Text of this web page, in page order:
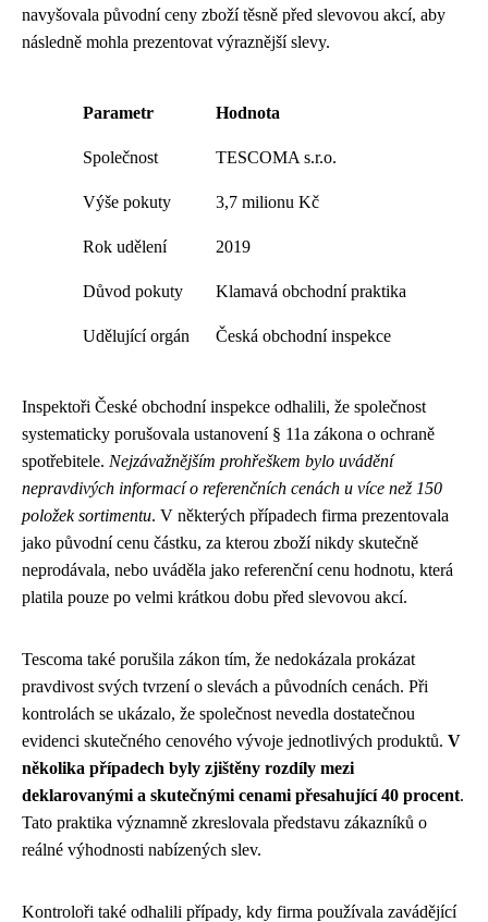
navyšovala původní ceny zboží těsně před slevovou akcí, aby
následně mohla prezentovat výraznější slevy.
Parametr Hodnota
Společnost TESCOMA s.r.o.
Výše pokuty 3,7 milionu Kč
Rok udělení 2019
Důvod pokuty Klamavá obchodní praktika
Udělující orgán Česká obchodní inspekce
Inspektoři České obchodní inspekce odhalili, že společnost
systematicky porušovala ustanovení § 11a zákona o ochraně
spotřebitele. Nejzávažnějším prohřeškem bylo uvádění
nepravdivých informací o referenčních cenách u více než 150
položek sortimentu. V některých případech firma prezentovala
jako původní cenu částku, za kterou zboží nikdy skutečně
neprodávala, nebo uváděla jako referenční cenu hodnotu, která
platila pouze po velmi krátkou dobu před slevovou akcí.
Tescoma také porušila zákon tím, že nedokázala prokázat
pravdivost svých tvrzení o slevách a původních cenách. Při
kontrolách se ukázalo, že společnost nevedla dostatečnou
evidenci skutečného cenového vývoje jednotlivých produktů. V
několika případech byly zjištěny rozdíly mezi
deklarovanými a skutečnými cenami přesahující 40 procent.
Tato praktika významně zkreslovala představu zákazníků o
reálné výhodnosti nabízených slev.
Kontroloři také odhalili případy, kdy firma používala zavádějící